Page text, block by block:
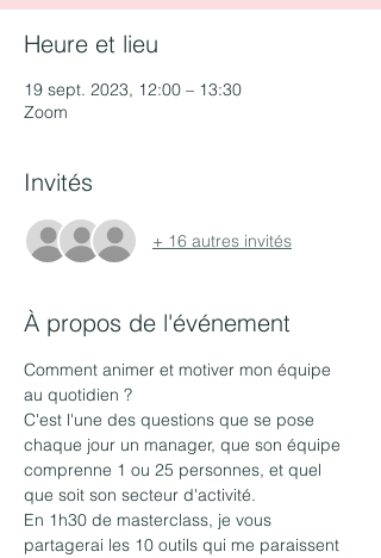
Heure et lieu
19 sept. 2023, 12:00 – 13:30
Zoom
Invités
+ 16 autres invités
À propos de l'événement
Comment animer et motiver mon équipe
au quotidien ?
C'est l'une des questions que se pose
chaque jour un manager, que son équipe
comprenne 1 ou 25 personnes, et quel
que soit son secteur d'activité.
En 1h30 de masterclass, je vous
partagerai les 10 outils qui me paraissent